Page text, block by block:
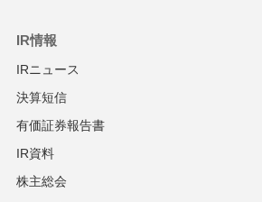
IR情報
IRニュース
決算短信
有価証券報告書
IR資料
株主総会